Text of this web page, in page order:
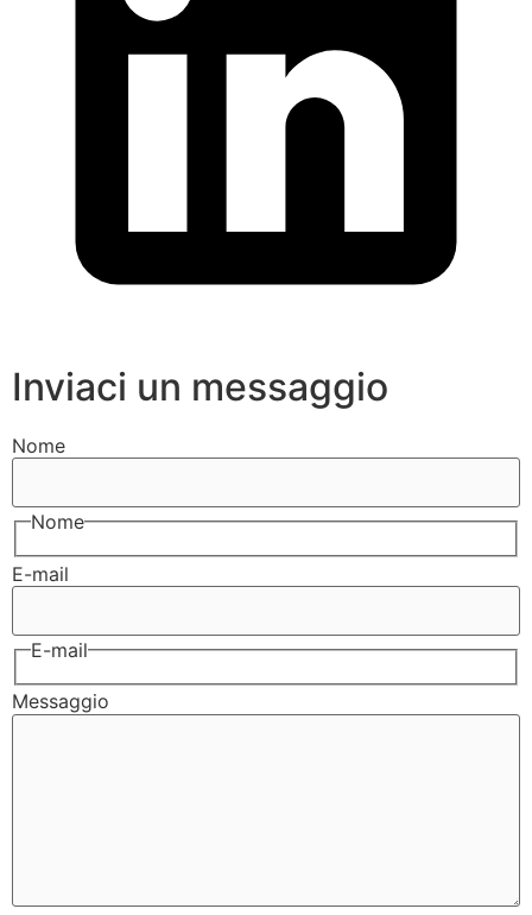
Inviaci un messaggio
Nome
Nome
E-mail
E-mail
Messaggio